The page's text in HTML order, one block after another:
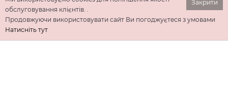
Закрити
обслуговування клієнтів. .
Продовжуючи використовувати сайт Ви погоджуєтеся з умовами
Натисніть тут